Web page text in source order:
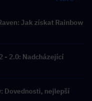
Jak získat Rainbow
- 2.0: Nadcházející
Dovednosti, nejlepší